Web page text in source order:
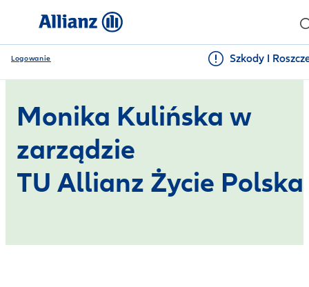
Logowanie Szkody I
Monika Kulińska w
zarządzie
TU Allianz Życie Polska